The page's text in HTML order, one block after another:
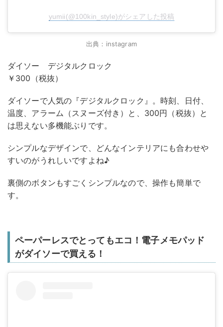
yumii(@100kin_style)がシェアした投稿
出典：instagram
ダイソー デジタルクロック
￥300（税抜）
ダイソーで人気の『デジタルクロック』。時刻、日付、
温度、アラーム（スヌーズ付き）と、300円（税抜）と
は思えない多機能ぶりです。
シンプルなデザインで、どんなインテリアにも合わせや
すいのがうれしいですよね♪
裏側のボタンもすごくシンプルなので、操作も簡単で
す。
ペーパーレスでとってもエコ！電子メモパッド
がダイソーで買える！